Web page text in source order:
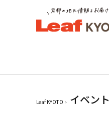
Leaf KYOTO イベント